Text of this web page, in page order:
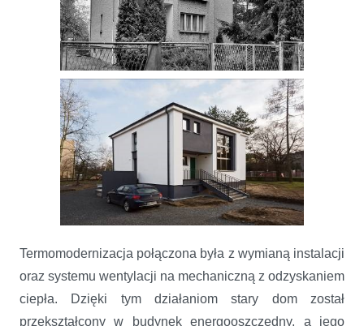
Termomodernizacja połączona była z wymianą instalacji
oraz systemu wentylacji na mechaniczną z odzyskaniem
ciepła. Dzięki tym działaniom stary dom został
przekształcony w budynek energooszczędny, a jego